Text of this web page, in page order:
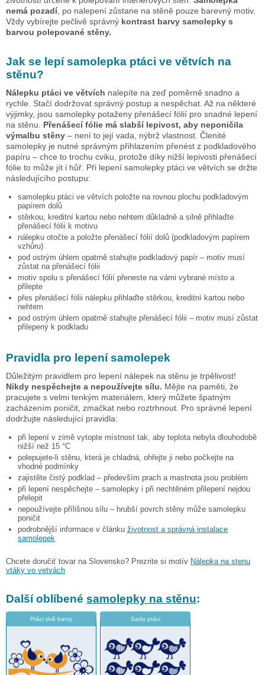
nemá pozadí, po nalepení zůstane na stěně pouze barevný motiv.
Vždy vybírejte pečlivě správný kontrast barvy samolepky s
barvou polepované stěny.
Jak se lepí samolepka ptáci ve větvích na
stěnu?
Nálepku ptáci ve větvích nalepíte na zeď poměrně snadno a
rychle. Stačí dodržovat správný postup a nespěchat. Až na některé
výjimky, jsou samolepky potaženy přenášecí fólií pro snadné lepení
na stěnu. Přenášecí fólie má slabší lepivost, aby neponičila
výmalbu stěny – není to její vada, nýbrž vlastnost. Členité
samolepky je nutné správným přihlazením přenést z podkladového
papíru – chce to trochu cviku, protože díky nižší lepivosti přenášecí
fólie to může jít i hůř. Při lepení samolepky ptáci ve větvích se držte
následujícího postupu:
samolepku ptáci ve větvích položte na rovnou plochu podkladovým
papírem dolů
stěrkou, kreditní kartou nebo nehtem důkladně a silně přihlaďte
přenášecí fólii k motivu
nálepku otočte a položte přenášecí fólií dolů (podkladovým papírem
vzhůru)
pod ostrým úhlem opatrně stahujte podkladový papír – motiv musí
zůstat na přenášecí fólii
motiv spolu s přenášecí fólií přeneste na vámi vybrané místo a
přilepte
přes přenášecí fólii nálepku přihlaďte stěrkou, kreditní kartou nebo
nehtem
pod ostrým úhlem opatrně stahujte přenášecí fólii – motiv musí zůstat
přilepený k podkladu
Pravidla pro lepení samolepek
Důležitým pravidlem pro lepení nálepek na stěnu je trpělivost!
Nikdy nespěchejte a nepoužívejte sílu. Mějte na paměti, že
pracujete s velmi tenkým materiálem, který můžete špatným
zacházením poničit, zmačkat nebo roztrhnout. Pro správné lepení
dodržujte následující pravidla:
při lepení v zimě vytopte místnost tak, aby teplota nebyla dlouhodobě
nižší než 15 °C
polepujete-li stěnu, která je chladná, ohřejte ji nebo počkejte na
vhodné podmínky
zajistěte čistý podklad – především prach a mastnota jsou problém
při lepení nespěchejte – samolepky i při nechtěném přilepení nejdou
přelepit
nepoužívejte přílišnou sílu – hrubší povrch stěny může samolepku
poničit
podrobnější informace v článku životnost a správná instalace
samolepek
Chcete doručiť tovar na Slovensko? Prezrite si motív Nálepka na stenu
vtáky vo vetvách
Další oblíbené samolepky na stěnu:
Ptáci dvě barvy Sada ptáci